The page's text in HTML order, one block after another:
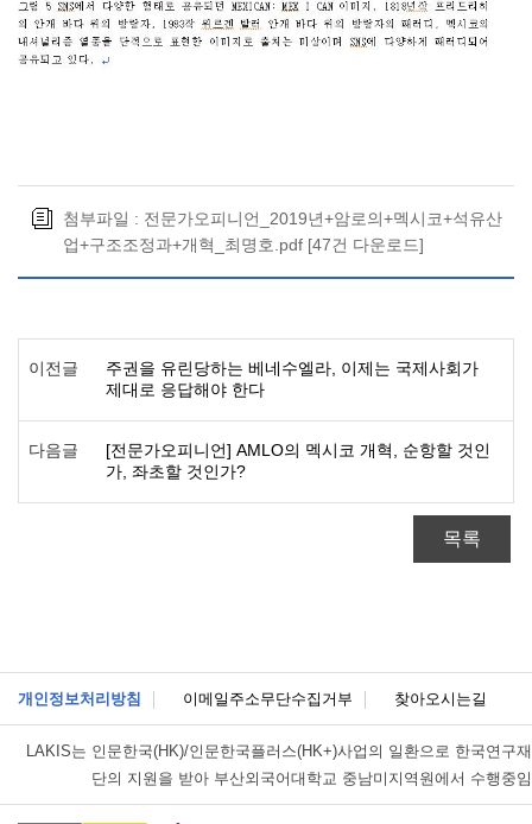
첨부파일 : 전문가오피니언_2019년+암로의+멕시코+석유산
업+구조조정과+개혁_최명호.pdf [47건 다운로드]
이전글
주권을 유린당하는 베네수엘라, 이제는 국제사회가
제대로 응답해야 한다
다음글
[전문가오피니언] AMLO의 멕시코 개혁, 순항할 것인
가, 좌초할 것인가?
목록
개인정보처리방침 이메일주소무단수집거부 찾아오시는길
LAKIS는 인문한국(HK)/인문한국플러스(HK+)사업의 일환으로 한국연구재
단의 지원을 받아 부산외국어대학교 중남미지역원에서 수행중임